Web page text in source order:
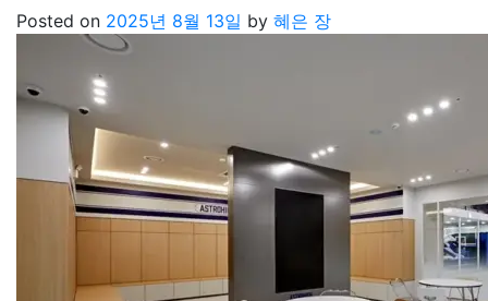
Posted on 2025년 8월 13일 by 혜은 장